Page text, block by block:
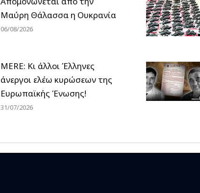
Μαύρη Θάλασσα η Ουκρανία
06/08/2026
MERE: Κι άλλοι Έλληνες
άνεργοι ελέω κυρώσεων της
Ευρωπαϊκής Ένωσης!
31/07/2026